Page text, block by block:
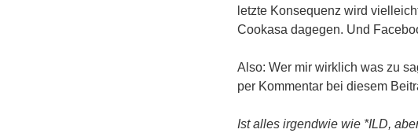
letzte Konsequenz wird
Cookasa dagegen. Und
Also: Wer mir wirklich was zu
per Kommentar bei diesem
Ist alles irgendwie wie *ILD,